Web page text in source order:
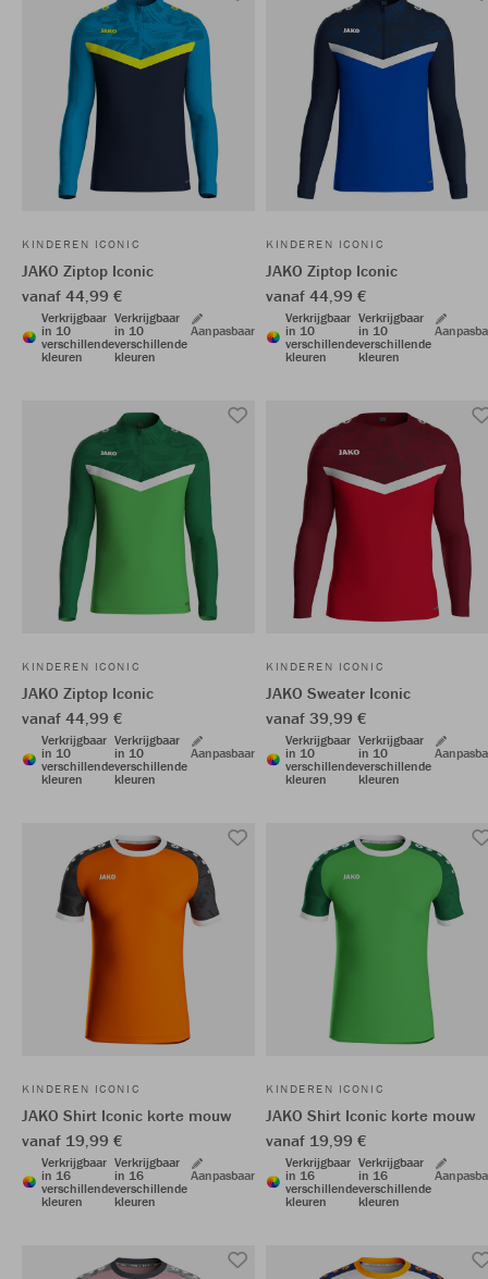
KINDEREN ICONIC
JAKO Ziptop Iconic
vanaf 44,99 €
Verkrijgbaar
in 10
verschillende
kleuren
Verkrijgbaar
in 10
verschillende
kleuren
Aanpasbaar
KINDEREN ICONIC
JAKO Ziptop Iconic
vanaf 44,99 €
Verkrijgbaar
in 10
verschillende
kleuren
Verkrijgbaar
in 10
verschillende
kleuren
KINDEREN ICONIC
JAKO Ziptop Iconic
vanaf 44,99 €
Verkrijgbaar
in 10
verschillende
kleuren
Verkrijgbaar
in 10
verschillende
kleuren
Aanpasbaar
KINDEREN ICONIC
JAKO Sweater Iconic
vanaf 39,99 €
Verkrijgbaar
in 10
verschillende
kleuren
Verkrijgbaar
in 10
verschillende
kleuren
KINDEREN ICONIC
JAKO Shirt Iconic korte mouw
vanaf 19,99 €
Verkrijgbaar
in 16
verschillende
kleuren
Verkrijgbaar
in 16
verschillende
kleuren
Aanpasbaar
KINDEREN ICONIC
JAKO Shirt Iconic korte mouw
vanaf 19,99 €
Verkrijgbaar
in 16
verschillende
kleuren
Verkrijgbaar
in 16
verschillende
kleuren